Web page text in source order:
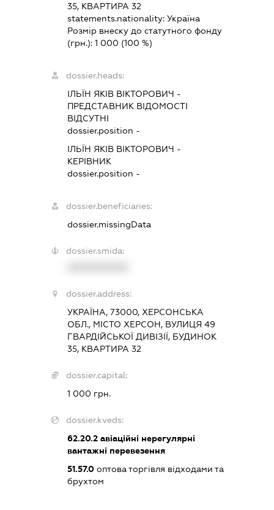
35, КВАРТИРА 32
statements.nationality: Україна
Розмір внеску до статутного фонду
(грн.): 1 000 (100 %)
dossier.heads:
ІЛЬЇН ЯКІВ ВІКТОРОВИЧ -
ПРЕДСТАВНИК ВІДОМОСТІ
ВІДСУТНІ
dossier.position -
ІЛЬЇН ЯКІВ ВІКТОРОВИЧ -
КЕРІВНИК
dossier.position -
dossier.beneficiaries:
dossier.missingData
dossier.smida:
dossier.address:
УКРАЇНА, 73000, ХЕРСОНСЬКА
ОБЛ., МІСТО ХЕРСОН, ВУЛИЦЯ 49
ГВАРДІЙСЬКОЇ ДИВІЗІЇ, БУДИНОК
35, КВАРТИРА 32
dossier.capital:
1 000 грн.
dossier.kveds:
62.20.2авіаційні нерегулярні
вантажні перевезення
51.57.0оптова торгівля відходами та
брухтом